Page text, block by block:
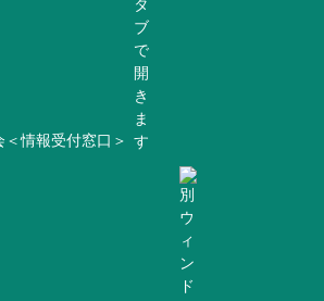
情報受付窓口＞